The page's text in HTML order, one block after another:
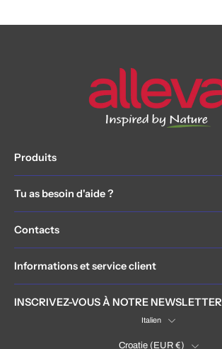
Produits
Tu as besoin d'aide ?
Contacts
Informations et service client
INSCRIVEZ-VOUS À NOTRE NEWSLETTER
Italien
Croatie ‎(EUR €)‎